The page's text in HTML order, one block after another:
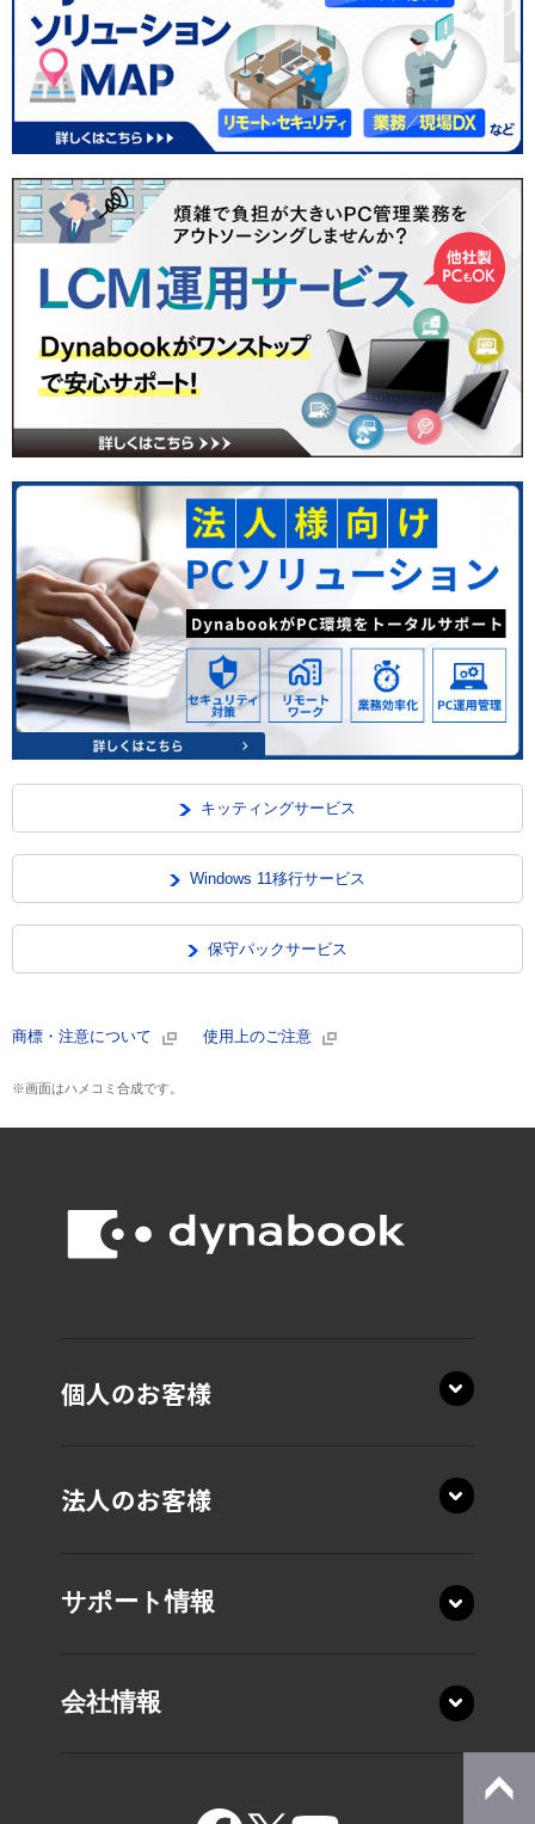
キッティングサービス
Windows 11移行サービス
保守パックサービス
商標・注意について 使用上のご注意
※画面はハメコミ合成です。
個人のお客様
法人のお客様
サポート情報
会社情報